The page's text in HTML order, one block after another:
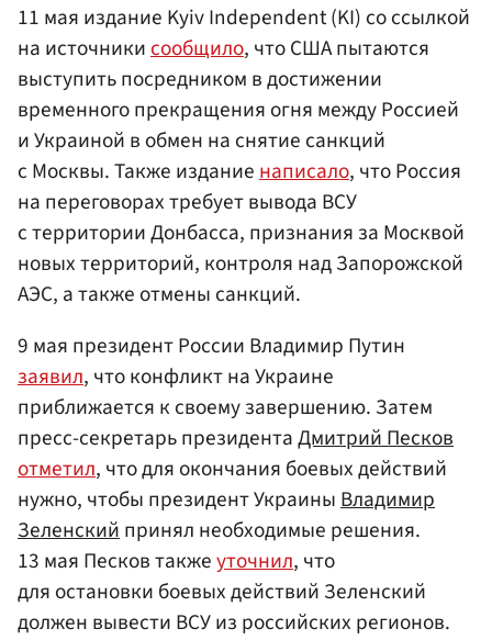
11 мая издание Kyiv Independent (KI) со ссылкой
на источникисообщило, что США пытаются
выступить посредником в достижении
временного прекращения огня между Россией
и Украиной в обмен на снятие санкций
с Москвы. Также изданиенаписало, что Россия
на переговорах требует вывода ВСУ
с территории Донбасса, признания за Москвой
новых территорий, контроля над Запорожской
АЭС, а также отмены санкций.
9 мая президент России Владимир Путин
заявил, что конфликт на Украине
приближается к своему завершению. Затем
пресс-секретарь президентаДмитрий Песков
отметил, что для окончания боевых действий
нужно, чтобы президент УкраиныВладимир
Зеленскийпринял необходимые решения.
13 мая Песков такжеуточнил, что
для остановки боевых действий Зеленский
должен вывести ВСУ из российских регионов.